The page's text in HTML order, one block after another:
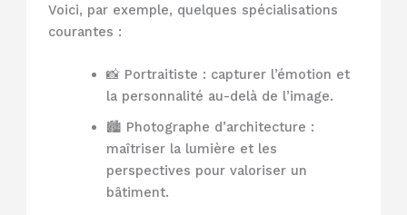
Voici, par exemple, quelques spécialisations
courantes :
📸 Portraitiste : capturer l’émotion et
la personnalité au-delà de l’image.
🏙️ Photographe d’architecture :
maîtriser la lumière et les
perspectives pour valoriser un
bâtiment.